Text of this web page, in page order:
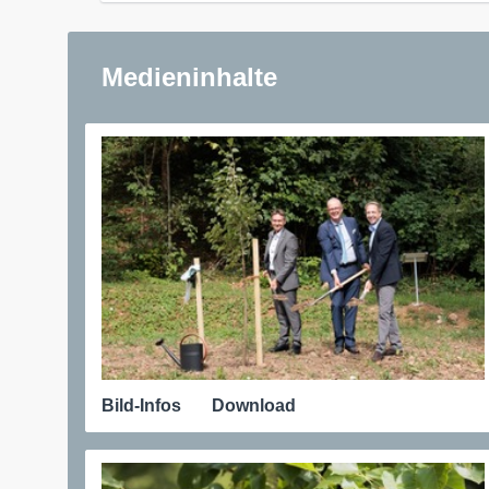
Medieninhalte
Bild-Infos Download